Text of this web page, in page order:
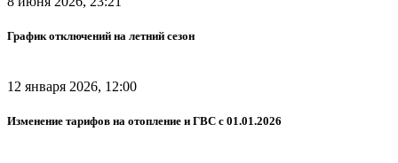
График отключений на летний сезон
12 января 2026, 12:00
Изменение тарифов на отопление и ГВС с 01.01.2026